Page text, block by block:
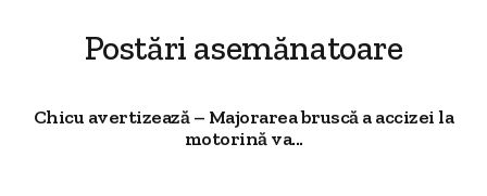
Postări asemănatoare
Chicu avertizează – Majorarea bruscă a accizei la
motorină va...